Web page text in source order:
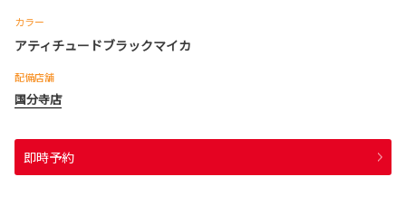
カラー
アティチュードブラックマイカ
配備店舗
国分寺店
即時予約